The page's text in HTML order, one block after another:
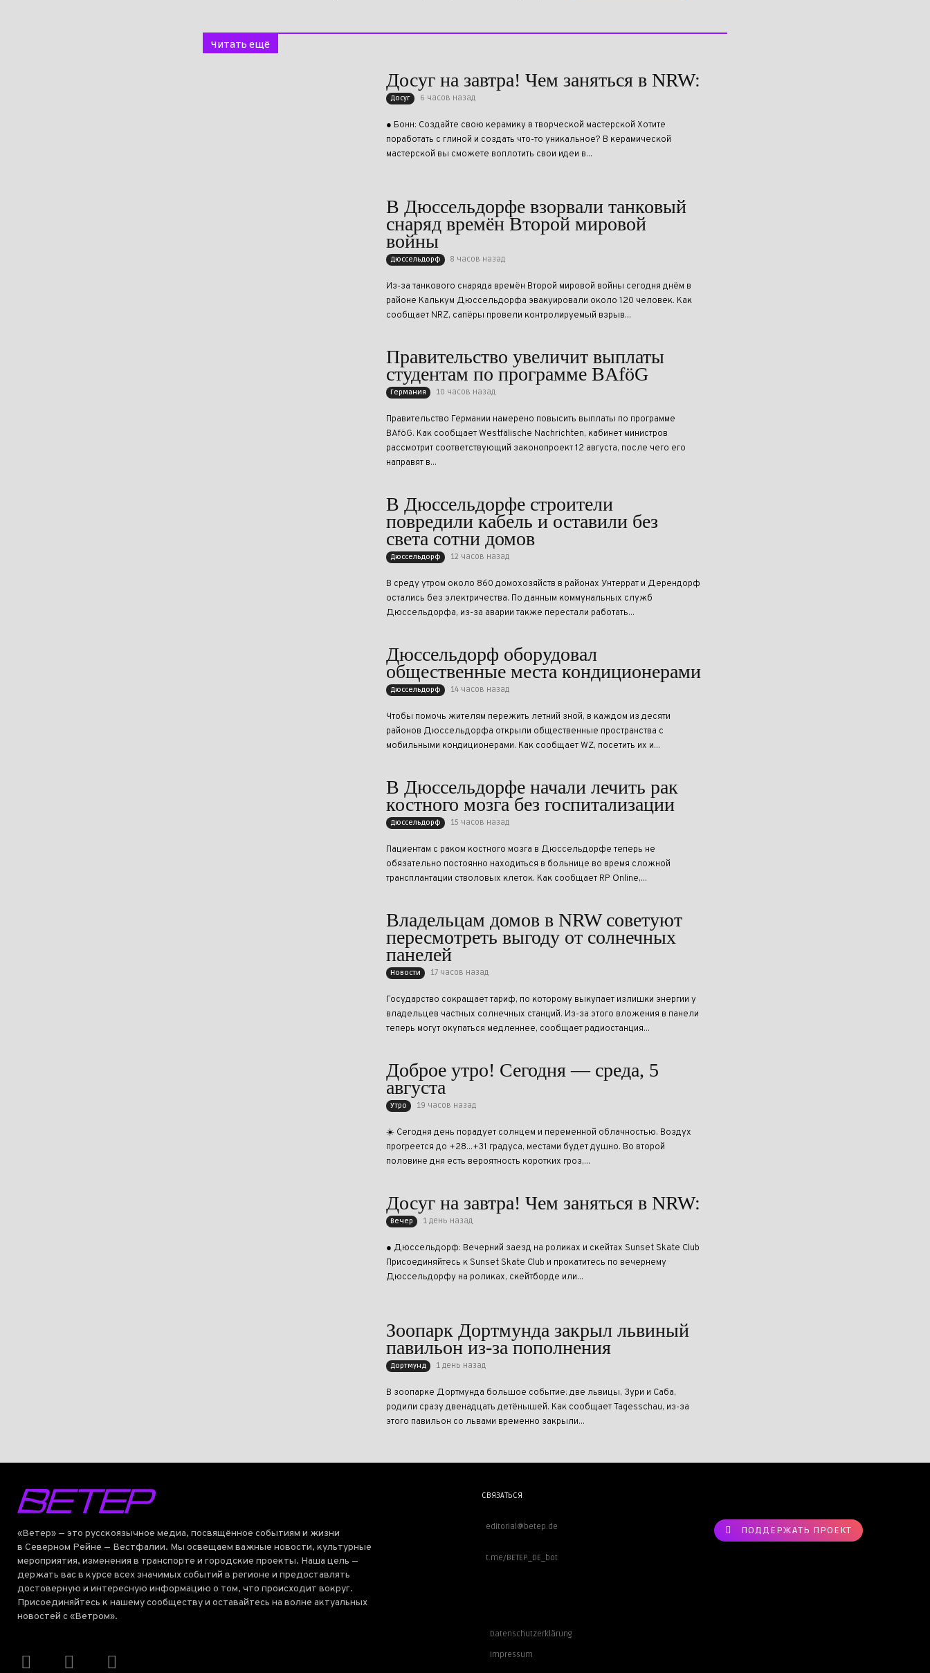
Читать ещё
Досуг на завтра! Чем заняться в NRW:
Досуг 6 часов назад
● Бонн: Создайте свою керамику в творческой мастерской Хотите
поработать с глиной и создать что-то уникальное? В керамической
мастерской вы сможете воплотить свои идеи в...
В Дюссельдорфе взорвали танковый
снаряд времён Второй мировой
войны
Дюссельдорф 8 часов назад
Из-за танкового снаряда времён Второй мировой войны сегодня днём в
районе Калькум Дюссельдорфа эвакуировали около 120 человек. Как
сообщает NRZ, сапёры провели контролируемый взрыв...
Правительство увеличит выплаты
студентам по программе BAföG
Германия 10 часов назад
Правительство Германии намерено повысить выплаты по программе
BAföG. Как сообщает Westfälische Nachrichten, кабинет министров
рассмотрит соответствующий законопроект 12 августа, после чего его
направят в...
В Дюссельдорфе строители
повредили кабель и оставили без
света сотни домов
Дюссельдорф 12 часов назад
В среду утром около 860 домохозяйств в районах Унтеррат и Дерендорф
остались без электричества. По данным коммунальных служб
Дюссельдорфа, из-за аварии также перестали работать...
Дюссельдорф оборудовал
общественные места кондиционерами
Дюссельдорф 14 часов назад
Чтобы помочь жителям пережить летний зной, в каждом из десяти
районов Дюссельдорфа открыли общественные пространства с
мобильными кондиционерами. Как сообщает WZ, посетить их и...
В Дюссельдорфе начали лечить рак
костного мозга без госпитализации
Дюссельдорф 15 часов назад
Пациентам с раком костного мозга в Дюссельдорфе теперь не
обязательно постоянно находиться в больнице во время сложной
трансплантации стволовых клеток. Как сообщает RP Online,...
Владельцам домов в NRW советуют
пересмотреть выгоду от солнечных
панелей
Новости 17 часов назад
Государство сокращает тариф, по которому выкупает излишки энергии у
владельцев частных солнечных станций. Из-за этого вложения в панели
теперь могут окупаться медленнее, сообщает радиостанция...
Доброе утро! Сегодня — среда, 5
августа
Утро 19 часов назад
☀️ Сегодня день порадует солнцем и переменной облачностью. Воздух
прогреется до +28...+31 градуса, местами будет душно. Во второй
половине дня есть вероятность коротких гроз,...
Досуг на завтра! Чем заняться в NRW:
Вечер 1 день назад
● Дюссельдорф: Вечерний заезд на роликах и скейтах Sunset Skate Club
Присоединяйтесь к Sunset Skate Club и прокатитесь по вечернему
Дюссельдорфу на роликах, скейтборде или...
Зоопарк Дортмунда закрыл львиный
павильон из-за пополнения
Дортмунд 1 день назад
В зоопарке Дортмунда большое событие: две львицы, Зури и Саба,
родили сразу двенадцать детёнышей. Как сообщает Tagesschau, из-за
этого павильон со львами временно закрыли...
«Ветер» — это русскоязычное медиа, посвящённое событиям и жизни
в Северном Рейне — Вестфалии. Мы освещаем важные новости, культурные
мероприятия, изменения в транспорте и городские проекты. Наша цель —
держать вас в курсе всех значимых событий в регионе и предоставлять
достоверную и интересную информацию о том, что происходит вокруг.
Присоединяйтесь к нашему сообществу и оставайтесь на волне актуальных
новостей с «Ветром».
СВЯЗАТЬСЯ
editorial@betep.de
t.me/BETEP_DE_bot
Datenschutzerklärung
Impressum
ПОДДЕРЖАТЬ ПРОЕКТ